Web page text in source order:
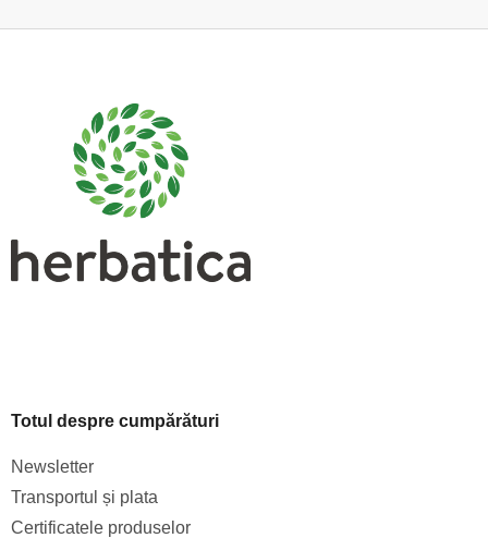
Totul despre cumpărături
Newsletter
Transportul și plata
Certificatele produselor